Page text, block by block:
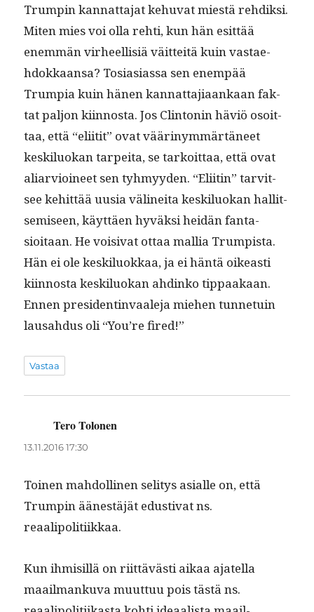
Trumpin kan­nat­ta­jat kehu­vat miestä rehdik­si.
Miten mies voi olla rehti, kun hän esit­tää
enem­män virheel­lisiä väit­teitä kuin vas­tae­
hdokkaansa? Tosi­asi­as­sa sen enem­pää
Trumpia kuin hänen kan­nat­ta­ji­aankaan fak­
tat paljon kiin­nos­ta. Jos Clin­tonin häviö osoit­
taa, että “eli­itit” ovat väärinymmärtäneet
keskilu­okan tarpei­ta, se tarkoit­taa, että ovat
aliarvioi­neet sen tyh­myy­den. “Eli­itin” tarvit­
see kehit­tää uusia välinei­ta keskilu­okan hal­lit­
semiseen, käyt­täen hyväk­si hei­dän fan­ta­
sioitaan. He voisi­vat ottaa mallia Trump­ista.
Hän ei ole keskilu­okkaa, ja ei hän­tä oikeasti
kiin­nos­ta keskilu­okan ahdinko tip­paakaan.
Ennen pres­i­dentin­vaale­ja miehen tun­ne­tu­in
lausah­dus oli “You’re fired!”
Vastaa
Tero Tolonen
13.11.2016 17:30
Toinen mah­dolli­nen seli­tys asialle on, että
Trumpin äänestäjät edus­ti­vat ns.
reaalipolitiikkaa.
Kun ihmisil­lä on riit­tävästi aikaa ajatel­la
maail­manku­va muut­tuu pois tästä ns.